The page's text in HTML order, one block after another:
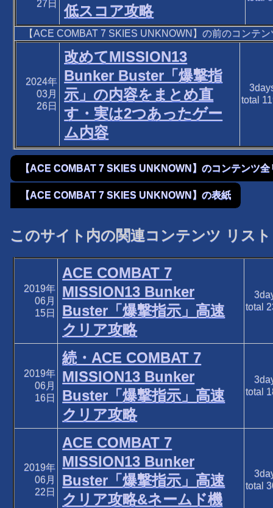
27日
低スコア攻略
【ACE COMBAT 7 SKIES UNKNOWN】の前のコンテン
2024年
03月
26日
改めてMISSION13
Bunker Buster「爆撃指
示」の内容をまとめ直
す・実は2つあったゲー
ム内容
total
【ACE COMBAT 7 SKIES UNKNOWN】のコンテンツ全
【ACE COMBAT 7 SKIES UNKNOWN】の表紙
このサイト内の関連コンテンツ リスト
2019年
06月
15日
ACE COMBAT 7
MISSION13 Bunker
Buster「爆撃指示」高速
クリア攻略
total
2019年
06月
16日
続・ACE COMBAT 7
MISSION13 Bunker
Buster「爆撃指示」高速
クリア攻略
total
2019年
06月
22日
ACE COMBAT 7
MISSION13 Bunker
Buster「爆撃指示」高速
クリア攻略&ネームド機
total